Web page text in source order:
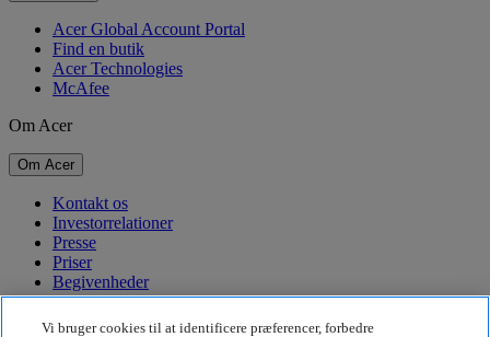
Acer Global Account Portal
Find en butik
Acer Technologies
McAfee
Om Acer
Om Acer
Kontakt os
Investorrelationer
Presse
Priser
Begivenheder
Bæredygtighed
Vi bruger cookies til at identificere præferencer, forbedre